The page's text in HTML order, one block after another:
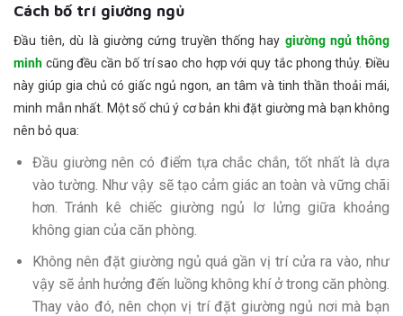
Cách bố trí giường ngủ
Đầu tiên, dù là giường cứng truyền thống hay giường ngủ thông
minh cũng đều cần bố trí sao cho hợp với quy tắc phong thủy. Điều
này giúp gia chủ có giấc ngủ ngon, an tâm và tinh thần thoải mái,
minh mẫn nhất. Một số chú ý cơ bản khi đặt giường mà bạn không
nên bỏ qua:
Đầu giường nên có điểm tựa chắc chắn, tốt nhất là dựa
vào tường. Như vậy sẽ tạo cảm giác an toàn và vững chãi
hơn. Tránh kê chiếc giường ngủ lơ lửng giữa khoảng
không gian của căn phòng.
Không nên đặt giường ngủ quá gần vị trí cửa ra vào, như
vậy sẽ ảnh hưởng đến luồng không khí ở trong căn phòng.
Thay vào đó, nên chọn vị trí đặt giường ngủ nơi mà bạn